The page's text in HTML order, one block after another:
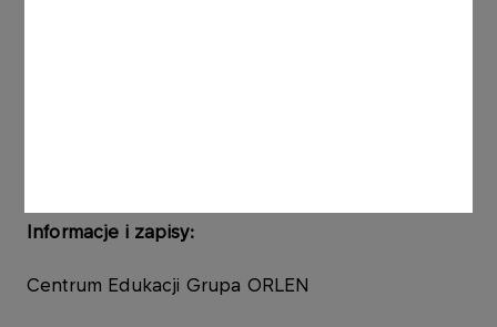
Informacje i zapisy:
Centrum Edukacji Grupa ORLEN